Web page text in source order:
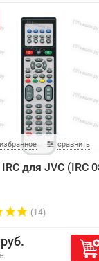
избранное сравнить
для JVC (IRC
(14)